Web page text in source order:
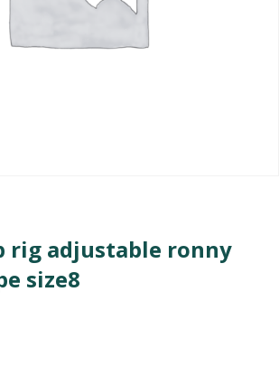
rig adjustable ronny
size8